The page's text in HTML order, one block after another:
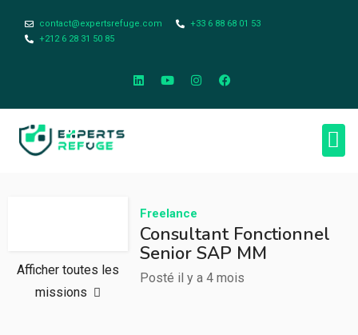
contact@expertsrefuge.com
+33 6 88 68 01 53
+212 6 28 31 50 85
Afficher toutes les
missions
Freelance
Consultant Fonctionnel
Senior SAP MM
Posté il y a 4 mois